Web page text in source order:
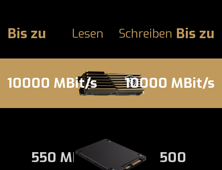
Bis zu Lesen Schreiben Bis zu
10000 MBit/s 10000 MBit/s
550 MBit/s 500